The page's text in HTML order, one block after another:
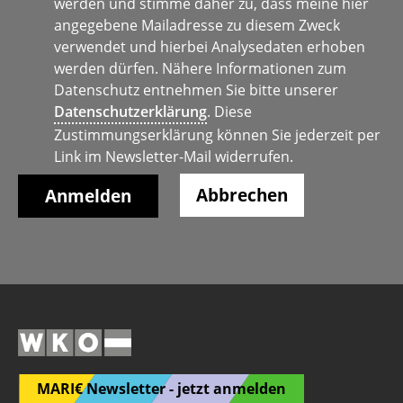
angegebene Mailadresse zu diesem Zweck
verwendet und hierbei Analysedaten erhoben
werden dürfen. Nähere Informationen zum
Datenschutz entnehmen Sie bitte unserer
Datenschutzerklärung. Diese
Zustimmungserklärung können Sie jederzeit per
Link im Newsletter-Mail widerrufen.
Abbrechen
MARI€ Newsletter - jetzt anmelden